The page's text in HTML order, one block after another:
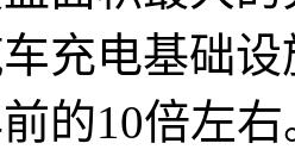
充电基础
的10倍左